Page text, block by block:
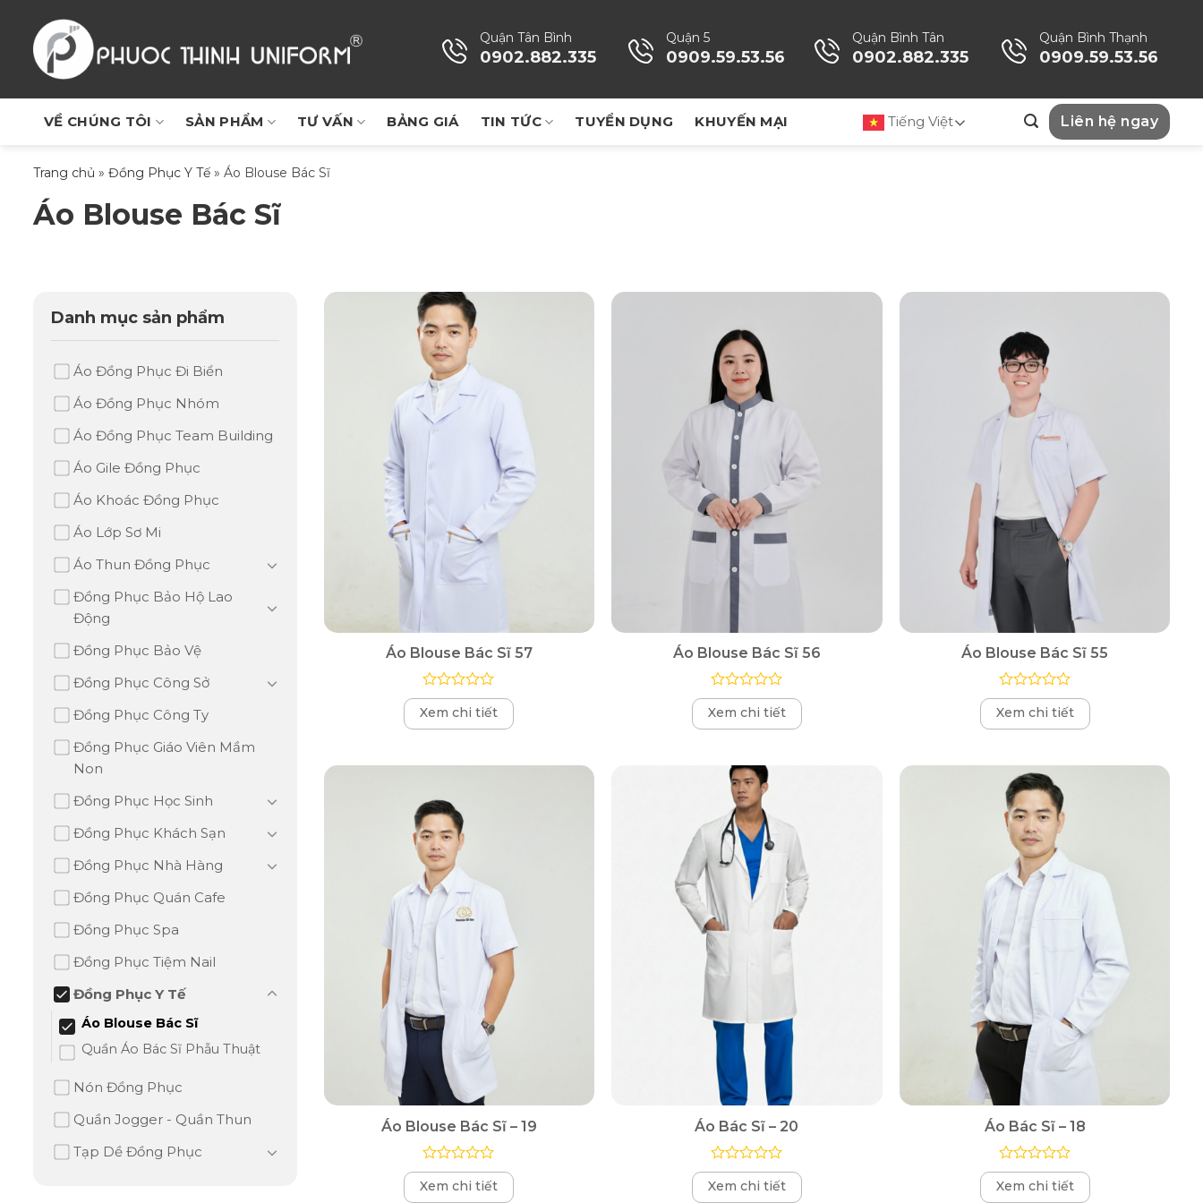
Quận Tân Bình
0902.882.335
Quận 5
0909.59.53.56
Quận Bình Tân
0902.882.335
Quận Bình Thạnh
0909.59.53.56
VỀ CHÚNG TÔI SẢN PHẨM TƯ VẤN BẢNG GIÁ TIN TỨC TUYỂN DỤNG KHUYẾN MẠI Tiếng Việt Liên hệ ngay
Trang chủ » Đồng Phục Y Tế » Áo Blouse Bác Sĩ
Áo Blouse Bác Sĩ
Danh mục sản phẩm
Áo Đồng Phục Đi Biển
Áo Đồng Phục Nhóm
Áo Đồng Phục Team Building
Áo Gile Đồng Phục
Áo Khoác Đồng Phục
Áo Lớp Sơ Mi
Áo Thun Đồng Phục
Đồng Phục Bảo Hộ Lao
Động
Đồng Phục Bảo Vệ
Đồng Phục Công Sở
Đồng Phục Công Ty
Đồng Phục Giáo Viên Mầm
Non
Đồng Phục Học Sinh
Đồng Phục Khách Sạn
Đồng Phục Nhà Hàng
Đồng Phục Quán Cafe
Đồng Phục Spa
Đồng Phục Tiệm Nail
Đồng Phục Y Tế
Áo Blouse Bác Sĩ
Quần Áo Bác Sĩ Phẫu Thuật
Nón Đồng Phục
Quần Jogger - Quần Thun
Tạp Dề Đồng Phục
Áo Blouse Bác Sĩ 57
Được
xếp
hạng
Xem chi tiết
Áo Blouse Bác Sĩ 56
Được
xếp
hạng
sao
Xem chi tiết
Áo Blouse Bác Sĩ 55
Được
xếp
hạng
Xem chi tiết
Áo Blouse Bác Sĩ – 19
Được
xếp
Xem chi tiết
Áo Bác Sĩ – 20
Được
xếp
Xem chi tiết
Áo Bác Sĩ – 18
Được
xếp
Xem chi tiết